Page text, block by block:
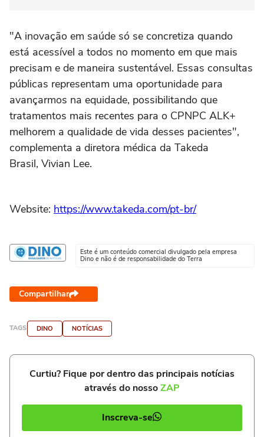
"A inovação em saúde só se concretiza quando
está acessível a todos no momento em que mais
precisam e de maneira sustentável. Essas consultas
públicas representam uma oportunidade para
avançarmos na equidade, possibilitando que
tratamentos mais recentes para o CPNPC ALK+
melhorem a qualidade de vida desses pacientes",
complementa a diretora médica da Takeda
Brasil, Vivian Lee.
Website: https://www.takeda.com/pt-br/
Este é um conteúdo comercial divulgado pela empresa
Dino e não é de responsabilidade do Terra
Compartilhar
TAGS DINO NOTÍCIAS
Curtiu? Fique por dentro das principais notícias
através do nossoZAP
Inscreva-se